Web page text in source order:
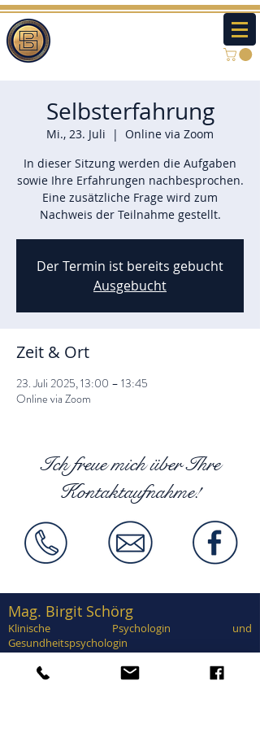
Selbsterfahrung
Mi., 23. Juli
  |
Online via Zoom
In dieser Sitzung werden die Aufgaben
sowie Ihre Erfahrungen nachbesprochen.
Eine zusätzliche Frage wird zum
Nachweis der Teilnahme gestellt.
Der Termin ist bereits gebucht
Ausgebucht
Zeit & Ort
23. Juli 2025, 13:00 – 13:45
Online via Zoom
Ich freue mich über Ihre
Kontaktaufnahme!
Mag. Birgit Schörg
Klinische Psychologin und
Gesundheitspsychologin
Supervisorin, EuroPsy zertifiziert
Zertifiziert in Traumatherapie, EMDR,